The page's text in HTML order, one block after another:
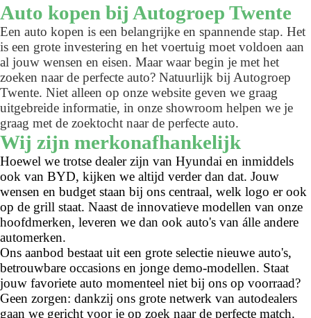
Auto kopen bij Autogroep Twente
Een auto kopen is een belangrijke en spannende stap. Het
is een grote investering en het voertuig moet voldoen aan
al jouw wensen en eisen. Maar waar begin je met het
zoeken naar de perfecte auto? Natuurlijk bij Autogroep
Twente. Niet alleen op onze website geven we graag
uitgebreide informatie, in onze showroom helpen we je
graag met de zoektocht naar de perfecte auto.
Wij zijn merkonafhankelijk
Hoewel we trotse dealer zijn van Hyundai en inmiddels
ook van BYD, kijken we altijd verder dan dat. Jouw
wensen en budget staan bij ons centraal, welk logo er ook
op de grill staat. Naast de innovatieve modellen van onze
hoofdmerken, leveren we dan ook auto's van álle andere
automerken.
Ons aanbod bestaat uit een grote selectie nieuwe auto's,
betrouwbare occasions en jonge demo-modellen. Staat
jouw favoriete auto momenteel niet bij ons op voorraad?
Geen zorgen: dankzij ons grote netwerk van autodealers
gaan we gericht voor je op zoek naar de perfecte match.